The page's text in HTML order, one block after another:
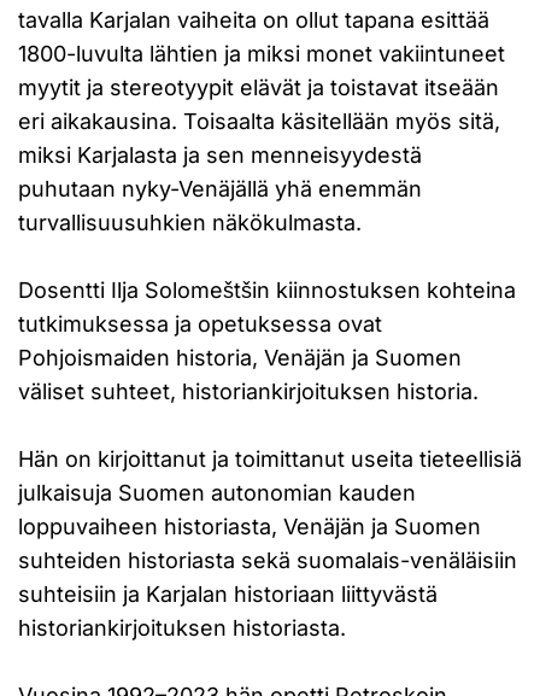
tavalla Karjalan vaiheita on ollut tapana esittää
1800-luvulta lähtien ja miksi monet vakiintuneet
myytit ja stereotyypit elävät ja toistavat itseään
eri aikakausina. Toisaalta käsitellään myös sitä,
miksi Karjalasta ja sen menneisyydestä
puhutaan nyky-Venäjällä yhä enemmän
turvallisuusuhkien näkökulmasta.
Dosentti Ilja Solomeštšin kiinnostuksen kohteina
tutkimuksessa ja opetuksessa ovat
Pohjoismaiden historia, Venäjän ja Suomen
väliset suhteet, historiankirjoituksen historia.
Hän on kirjoittanut ja toimittanut useita tieteellisiä
julkaisuja Suomen autonomian kauden
loppuvaiheen historiasta, Venäjän ja Suomen
suhteiden historiasta sekä suomalais-venäläisiin
suhteisiin ja Karjalan historiaan liittyvästä
historiankirjoituksen historiasta.